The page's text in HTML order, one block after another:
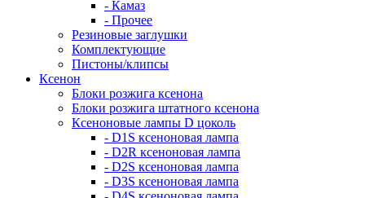
- Камаз
- Прочее
Резиновые заглушки
Комплектующие
Пистоны/клипсы
Ксенон
Блоки розжига ксенона
Блоки розжига штатного ксенона
Ксеноновые лампы D цоколь
- D1S ксеноновая лампа
- D2R ксеноновая лампа
- D2S ксеноновая лампа
- D3S ксеноновая лампа